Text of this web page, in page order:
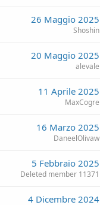
26 Maggio 2025
Shoshin
20 Maggio 2025
alevale
11 Aprile 2025
MaxCogre
16 Marzo 2025
DaneelOlivaw
5 Febbraio 2025
Deleted member 11371
4 Dicembre 2024